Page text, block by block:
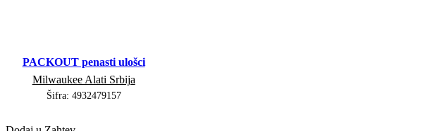
PACKOUT penasti ulošci
Milwaukee Alati Srbija
Šifra: 4932479157